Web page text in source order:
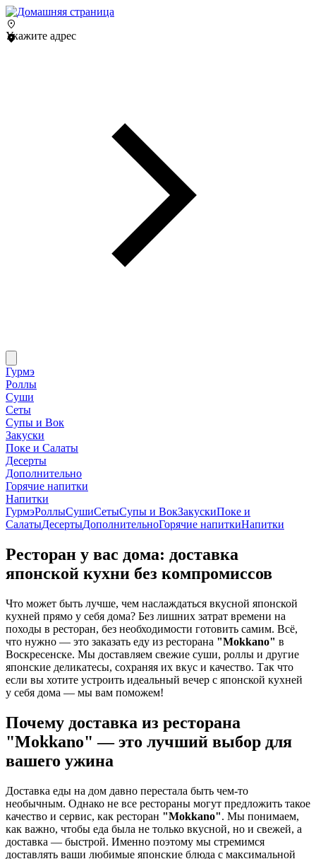
Укажите адрес
Гурмэ
Роллы
Суши
Сеты
Супы и Вок
Закуски
Поке и Салаты
Десерты
Дополнительно
Горячие напитки
Напитки
ГурмэРоллыСушиСетыСупы и ВокЗакускиПоке и
СалатыДесертыДополнительноГорячие напиткиНапитки
Ресторан у вас дома: доставка
японской кухни без компромиссов
Что может быть лучше, чем наслаждаться вкусной японской
кухней прямо у себя дома? Без лишних затрат времени на
походы в ресторан, без необходимости готовить самим. Всё,
что нужно — это заказать еду из ресторана "Mokkano" в
Воскресенске. Мы доставляем свежие суши, роллы и другие
японские деликатесы, сохраняя их вкус и качество. Так что
если вы хотите устроить идеальный вечер с японской кухней
у себя дома — мы вам поможем!
Почему доставка из ресторана
"Mokkano" — это лучший выбор для
вашего ужина
Доставка еды на дом давно перестала быть чем-то
необычным. Однако не все рестораны могут предложить такое
качество и сервис, как ресторан "Mokkano". Мы понимаем,
как важно, чтобы еда была не только вкусной, но и свежей, а
доставка — быстрой. Именно поэтому мы стремимся
доставлять ваши любимые японские блюда с максимальной